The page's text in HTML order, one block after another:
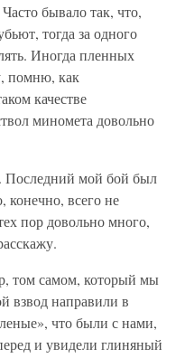
бывало так, что,
тогда за одного
Иногда пленных
помню, как
качестве
миномета довольно
Последний мой бой был
конечно, всего не
пор довольно много,
том самом, который мы
взвод направили в
что были с нами,
и увидели глиняный